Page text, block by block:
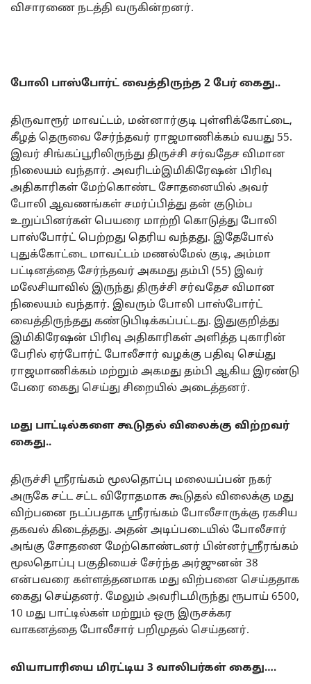
விசாரணை நடத்தி வருகின்றனர்.
போலி பாஸ்போர்ட் வைத்திருந்த 2 பேர் கைது..
திருவாரூர் மாவட்டம், மன்னார்குடி புள்ளிக்கோட்டை,
கீழத் தெருவை சேர்ந்தவர் ராஜமாணிக்கம் வயது 55.
இவர் சிங்கப்பூரிலிருந்து திருச்சி சர்வதேச விமான
நிலையம் வந்தார். அவரிடம்இமிகிரேஷன் பிரிவு
அதிகாரிகள் மேற்கொண்ட சோதனையில் அவர்
போலி ஆவணங்கள் சமர்ப்பித்து தன் குடும்ப
உறுப்பினர்கள் பெயரை மாற்றி கொடுத்து போலி
பாஸ்போர்ட் பெற்றது தெரிய வந்தது. இதேபோல்
புதுக்கோட்டை மாவட்டம் மணல்மேல் குடி, அம்மா
பட்டினத்தை சேர்ந்தவர் அகமது தம்பி (55) இவர்
மலேசியாவில் இருந்து திருச்சி சர்வதேச விமான
நிலையம் வந்தார். இவரும் போலி பாஸ்போர்ட்
வைத்திருந்தது கண்டுபிடிக்கப்பட்டது. இதுகுறித்து
இமிகிரேஷன் பிரிவு அதிகாரிகள் அளித்த புகாரின்
பேரில் ஏர்போர்ட் போலீசார் வழக்கு பதிவு செய்து
ராஜமாணிக்கம் மற்றும் அகமது தம்பி ஆகிய இரண்டு
பேரை கைது செய்து சிறையில் அடைத்தனர்.
மது பாட்டில்களை கூடுதல் விலைக்கு விற்றவர்
கைது..
திருச்சி ஸ்ரீரங்கம் மூலதொப்பு மலையப்பன் நகர்
அருகே சட்ட சட்ட விரோதமாக கூடுதல் விலைக்கு மது
விற்பனை நடப்பதாக ஸ்ரீரங்கம் போலீசாருக்கு ரகசிய
தகவல் கிடைத்தது. அதன் அடிப்படையில் போலீசார்
அங்கு சோதனை மேற்கொண்டனர் பின்னர்ஸ்ரீரங்கம்
மூலதொப்பு பகுதியைச் சேர்ந்த அர்ஜுனன் 38
என்பவரை கள்ளத்தனமாக மது விற்பனை செய்ததாக
கைது செய்தனர். மேலும் அவரிடமிருந்து ரூபாய் 6500,
10 மது பாட்டில்கள் மற்றும் ஒரு இருசக்கர
வாகனத்தை போலீசார் பறிமுதல் செய்தனர்.
வியாபாரியை மிரட்டிய 3 வாலிபர்கள் கைது….